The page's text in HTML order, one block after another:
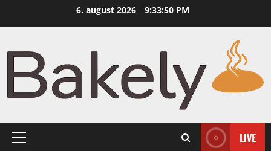
6. august 2026 9:33:52 PM
Primary
LIVE